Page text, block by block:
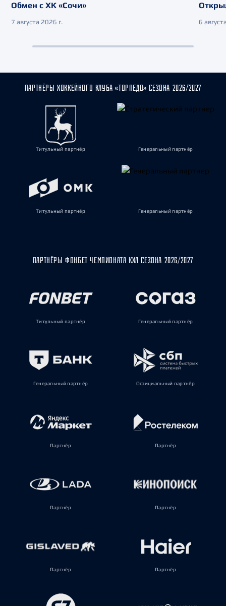
Обмен с ХК «Сочи»
7 августа 2026 г. 6
ПАРТНЁРЫ ХОККЕЙНОГО КЛУБА «ТОРПЕДО» СЕЗОНА 2026/2027
Титульный партнёр Генеральный партнёр
Титульный партнёр Генеральный партнёр
ПАРТНЁРЫ ФОНБЕТ ЧЕМПИОНАТА КХЛ СЕЗОНА 2026/2027
Титульный партнёр Генеральный партнёр
Генеральный партнёр Официальный партнёр
Партнёр Партнёр
Партнёр Партнёр
Партнёр Партнёр